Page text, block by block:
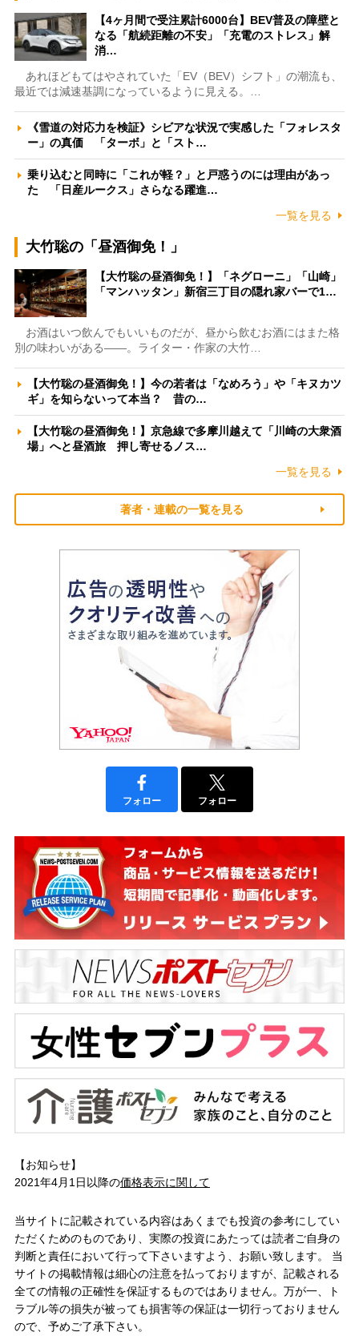
【4ヶ月間で受注累計6000台】BEV普及の障壁と
なる「航続距離の不安」「充電のストレス」解
消…
あれほどもてはやされていた「EV（BEV）シフト」の潮流も、
最近では減速基調になっているように見える。…
《雪道の対応力を検証》シビアな状況で実感した「フォレスタ
ー」の真価 「ターボ」と「スト…
乗り込むと同時に「これが軽？」と戸惑うのには理由があっ
た 「日産ルークス」さらなる躍進…
一覧を見る
大竹聡の「昼酒御免！」
【大竹聡の昼酒御免！】「ネグローニ」「山崎」
「マンハッタン」新宿三丁目の隠れ家バーで1…
お酒はいつ飲んでもいいものだが、昼から飲むお酒にはまた格
別の味わいがある――。ライター・作家の大竹…
【大竹聡の昼酒御免！】今の若者は「なめろう」や「キヌカツ
ギ」を知らないって本当？ 昔の…
【大竹聡の昼酒御免！】京急線で多摩川越えて「川崎の大衆酒
場」へと昼酒旅 押し寄せるノス…
一覧を見る
著者・連載の一覧を見る
フォロー フォロー
【お知らせ】
2021年4月1日以降の価格表示に関して
当サイトに記載されている内容はあくまでも投資の参考にしてい
ただくためのものであり、実際の投資にあたっては読者ご自身の
判断と責任において行って下さいますよう、お願い致します。 当
サイトの掲載情報は細心の注意を払っておりますが、記載される
全ての情報の正確性を保証するものではありません。万が一、ト
ラブル等の損失が被っても損害等の保証は一切行っておりません
ので、予めご了承下さい。